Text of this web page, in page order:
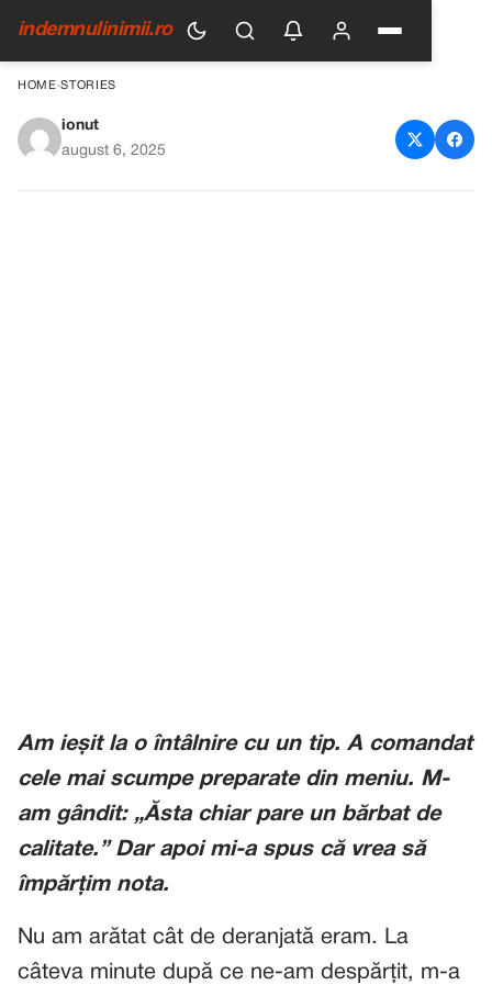
indemnulinimii.ro
HOME›STORIES
Am ieșit la o întâlnire cu un tip
ionut
august 6, 2025
Am ieșit la o întâlnire cu un tip. A comandat
cele mai scumpe preparate din meniu. M-
am gândit: „Ăsta chiar pare un bărbat de
calitate.”Dar apoi mi-a spus că vrea să
împărțim nota.
Nu am arătat cât de deranjată eram. La
câteva minute după ce ne-am despărțit, m-a